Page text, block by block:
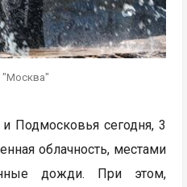
"Москва"
Подмосковья сегодня, 3
облачность, местами
дожди. При этом,